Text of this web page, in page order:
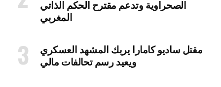
الصحراوية وتدعم مقترح الحكم الذاتي
المغربي
مقتل ساديو كامارا يربك المشهد العسكري
ويعيد رسم تحالفات مالي